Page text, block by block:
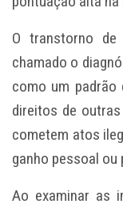
O transtorno de
chamado o
como um
direitos de
cometem atos
ganho pessoal
Ao examinar as